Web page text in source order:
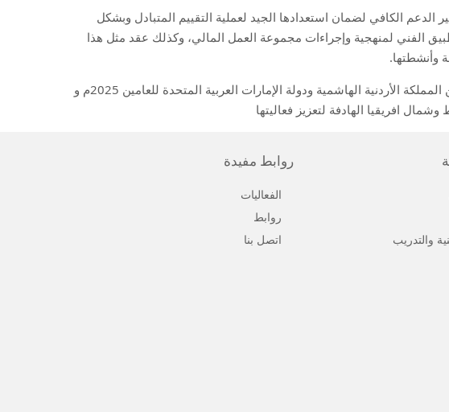
الدعم الكافي لضمان استعدادها الجيد لعملية التقييم المتبادل وبشكل
الفني لمنهجية وإجراءات مجموعة العمل المالي، وكذلك عقد مثل هذا
وأنشطتها.
ضمن أولويات الرئاسة المشتركة للمجموعة بين المملكة الأردنية الهاشمية ودولة الإمارات العربية المتحدة للعامين 2025م و
افريقيا الهادفة لتعزيز فعاليتها
روابط مفيدة
الفعاليات
روابط
اتصل بنا
والتدريب